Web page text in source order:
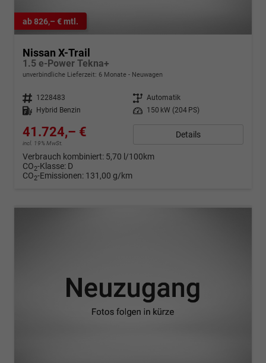
ab 826,– € mtl.
Nissan X-Trail
1.5 e-Power Tekna+
unverbindliche Lieferzeit: 6 Monate Neuwagen
Fahrzeugnr. 1228483 Getriebe Automatik
Kraftstoff
Hybrid Benzin Leistung 150 kW (204 PS)
41.724,– €
incl. 19% MwSt.
Details
Verbrauch kombiniert: 5,70 l/100km
CO2-Klasse: D
CO2-Emissionen: 131,00 g/km